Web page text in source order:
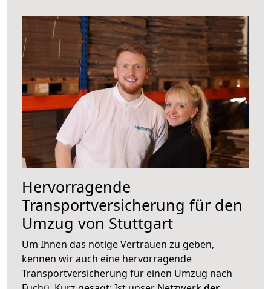
Hervorragende
Transportversicherung für den
Umzug von Stuttgart
Um Ihnen das nötige Vertrauen zu geben,
kennen wir auch eine hervorragende
Transportversicherung für einen Umzug nach